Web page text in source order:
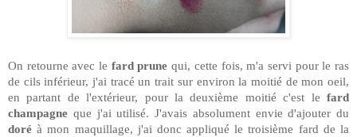
On retourne avec le fard prune qui, cette fois, m'a servi pour le ras
de cils inférieur, j'ai tracé un trait sur environ la moitié de mon oeil,
en partant de l'extérieur, pour la deuxième moitié c'est le fard
champagne que j'ai utilisé. J'avais absolument envie d'ajouter du
doré à mon maquillage, j'ai donc appliqué le troisième fard de la